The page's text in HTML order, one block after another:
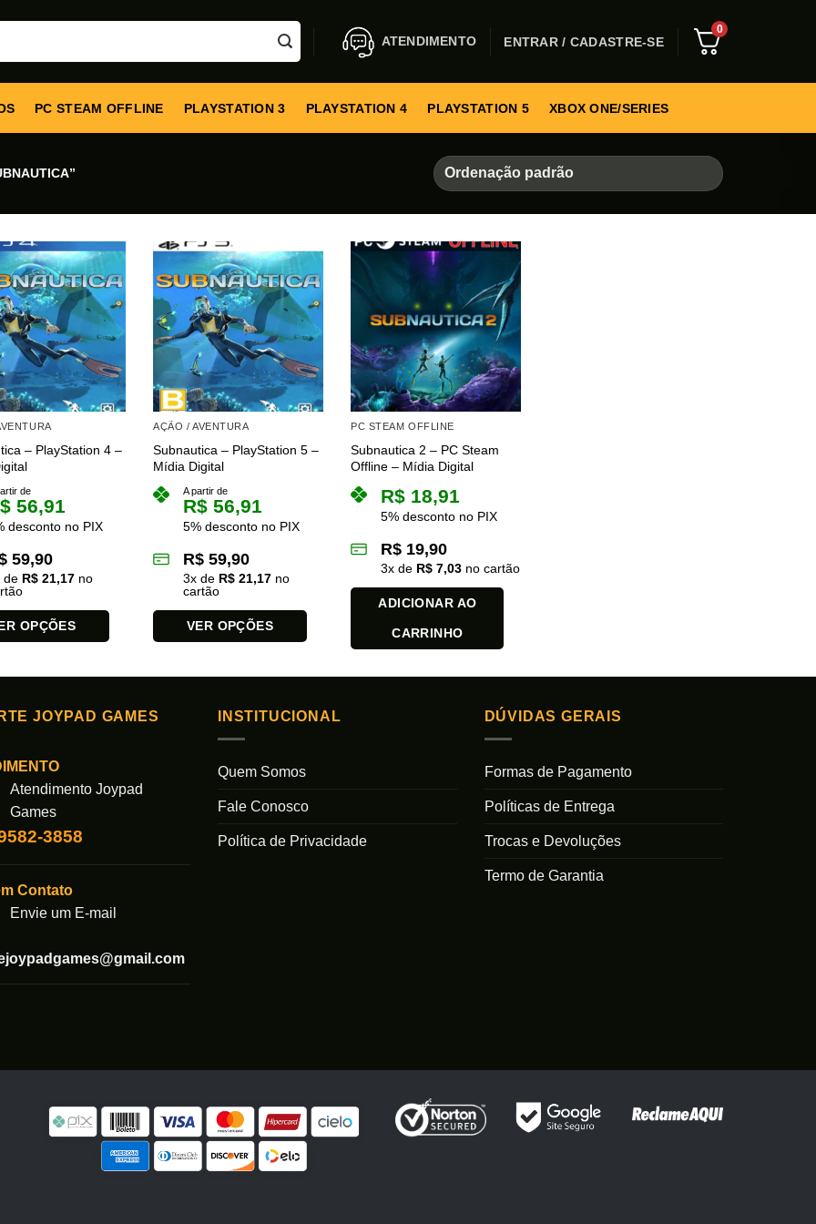
ATENDIMENTO ENTRAR / CADASTRE-SE
0
PC STEAM OFFLINE PLAYSTATION 3 PLAYSTATION 4 PLAYSTATION 5 XBOX ONE/SERIES
– PlayStation 4 –
de
56,91
desconto no PIX
59,90
de R$21,17no
OPÇÕES
AÇÃO / AVENTURA
Subnautica – PlayStation 5 –
Mídia Digital
A partir de
R$ 56,91
5% desconto no PIX
R$ 59,90
3x de R$ 21,17 no
cartão
VER OPÇÕES
várias
PC STEAM OFFLINE
Subnautica 2 – PC Steam
Offline – Mídia Digital
R$ 18,91
5% desconto no PIX
R$ 19,90
3x de R$ 7,03 no cartão
ADICIONAR AO
CARRINHO
JOYPAD GAMES
Atendimento Joypad
Games
3858
Contato
Envie um E-mail
INSTITUCIONAL
Quem Somos
Fale Conosco
Política de Privacidade
DÚVIDAS GERAIS
Formas de Pagamento
Políticas de Entrega
Trocas e Devoluções
Termo de Garantia